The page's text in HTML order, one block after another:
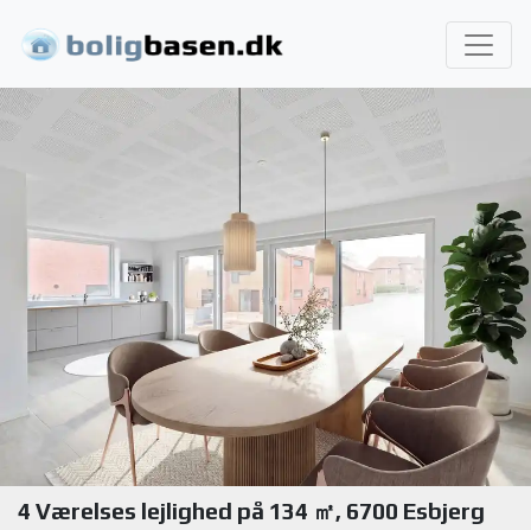
4 Værelses lejlighed på 134 ㎡, 6700 Esbjerg